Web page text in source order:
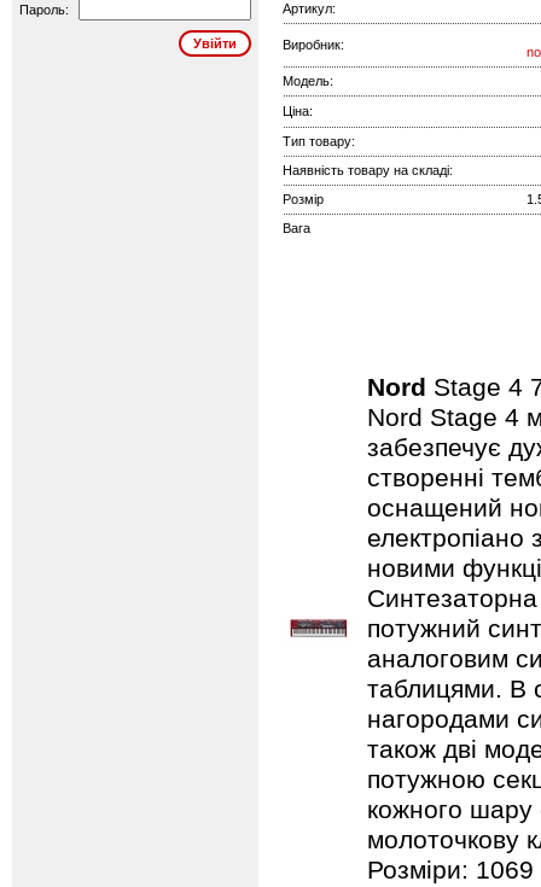
Пароль:
Артикул:
Виробник:
Модель:
Ціна:
Тип товару:
Наявність товару на складі:
Розмір
Вага
Nord Stage 4
Nord Stage 4
забезпечує
створенні
оснащений
електропіано
новими
потужний
аналоговим
таблицями. В
нагородами
також дві
потужною
кожного шару
молоточкову
Розміри: